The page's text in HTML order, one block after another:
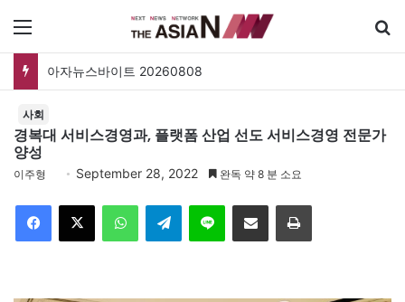
사회
경복대 서비스경영과, 플랫폼 산업 선도 서비스경영 전문가
양성
이주형 September 28, 2022 완독 약 8 분 소요
Telegram 이메일